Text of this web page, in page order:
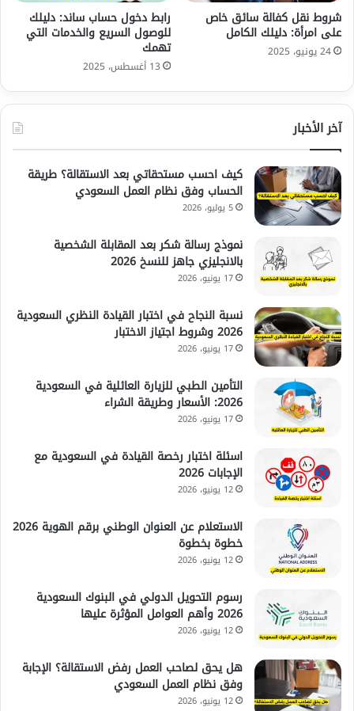
شروط نقل كفالة سائق خاص
على امرأة: دليلك الكامل
24 يونيو، 2025
رابط دخول حساب ساند: دليلك
للوصول السريع والخدمات التي
تهمك
13 أغسطس، 2025
آخر الأخبار
كيف احسب مستحقاتي بعد الاستقالة؟ طريقة
الحساب وفق نظام العمل السعودي
5 يوليو، 2026
نموذج رسالة شكر بعد المقابلة الشخصية
بالانجليزي جاهز للنسخ 2026
17 يونيو، 2026
نسبة النجاح في اختبار القيادة النظري السعودية
2026 وشروط اجتياز الاختبار
17 يونيو، 2026
التأمين الطبي للزيارة العائلية في السعودية
2026: الأسعار وطريقة الشراء
17 يونيو، 2026
اسئلة اختبار رخصة القيادة في السعودية مع
الإجابات 2026
12 يونيو، 2026
الاستعلام عن العنوان الوطني برقم الهوية 2026
خطوة بخطوة
12 يونيو، 2026
رسوم التحويل الدولي في البنوك السعودية
2026 وأهم العوامل المؤثرة عليها
12 يونيو، 2026
هل يحق لصاحب العمل رفض الاستقالة؟ الإجابة
وفق نظام العمل السعودي
12 يونيو، 2026